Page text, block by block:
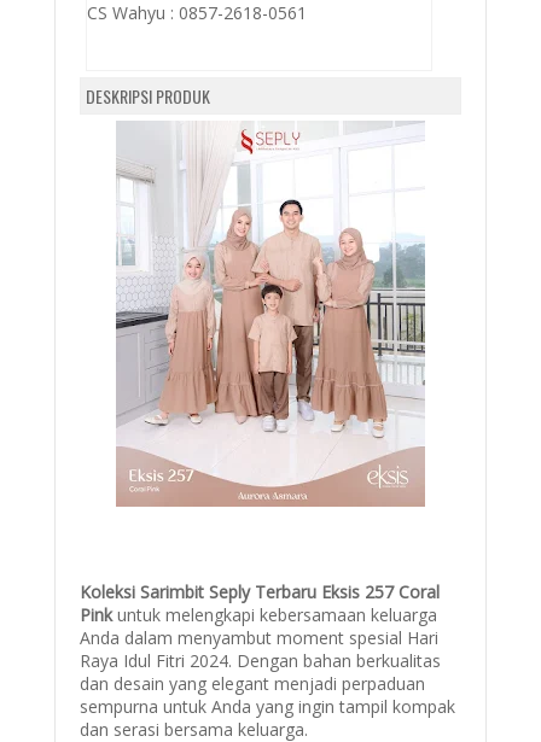
CS Wahyu : 0857-2618-0561
DESKRIPSI PRODUK
Koleksi Sarimbit Seply Terbaru Eksis 257 Coral
Pinkuntuk melengkapi kebersamaan keluarga
Anda dalam menyambut moment spesial Hari
Raya Idul Fitri 2024. Dengan bahan berkualitas
dan desain yang elegant menjadi perpaduan
sempurna untuk Anda yang ingin tampil kompak
dan serasi bersama keluarga.